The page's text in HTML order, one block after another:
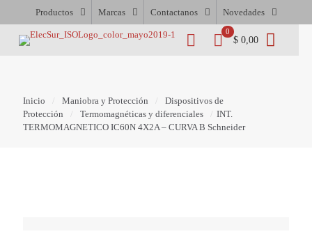
Productos Marcas Contactanos Novedades
0
$ 0,00
Inicio Maniobra y Protección
Dispositivos de
Protección
Termomagnéticas y diferenciales
INT.
TERMOMAGNETICO IC60N 4X2A – CURVA B Schneider